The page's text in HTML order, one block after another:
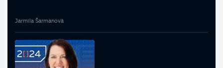
Jarmila Šarmanová